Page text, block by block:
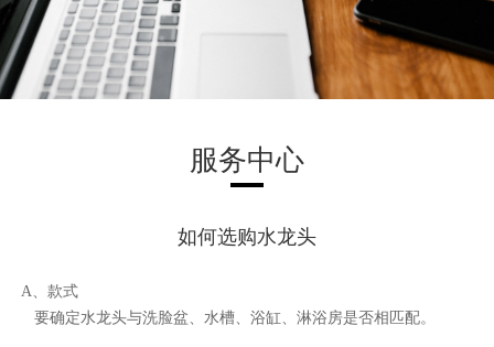
服务中心
如何选购水龙头
A、款式
要确定水龙头与洗脸盆、水槽、浴缸、淋浴房是否相匹配。